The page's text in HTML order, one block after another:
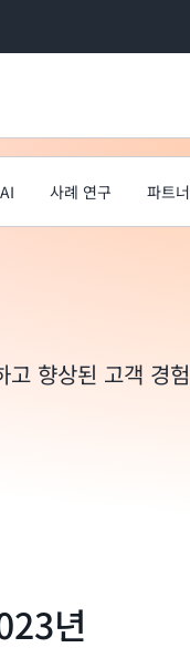
사례 연구 파트너
고 향상된 고객 경험
년